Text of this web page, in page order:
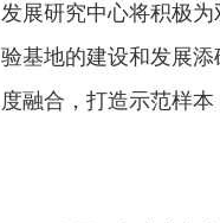
发展研究中心将积极
验基地的建设和发展
度融合，打造示范样